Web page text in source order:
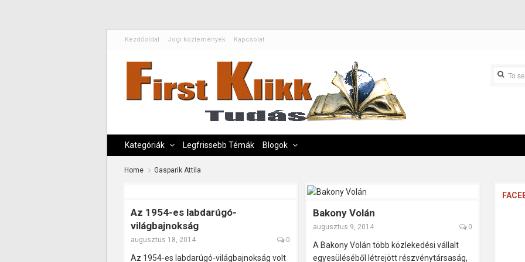
Kezdőoldal Jogi közlemények Kapcsolat
Kategóriák Legfrissebb Témák Blogok
Home Gasparik Attila
Az 1954-es labdarúgó-
világbajnokság
augusztus 18, 2014 0
Az 1954-es labdarúgó-világbajnokság volt
Bakony Volán
augusztus 9, 2014 0
A Bakony Volán több közlekedési vállalt
egyesüléséből létrejött részvénytársaság,